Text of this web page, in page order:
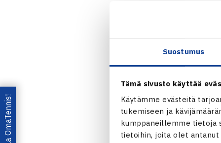
Suostumus
Tämä sivusto käyttää
Käytämme evästeitä
tukemiseen ja
kumppaneillemme tietoja
tietoihin, joita olet
Mika
erin 6–3,
Ehrnroothin
9.
Sarjan
Lataa OmaTennis!